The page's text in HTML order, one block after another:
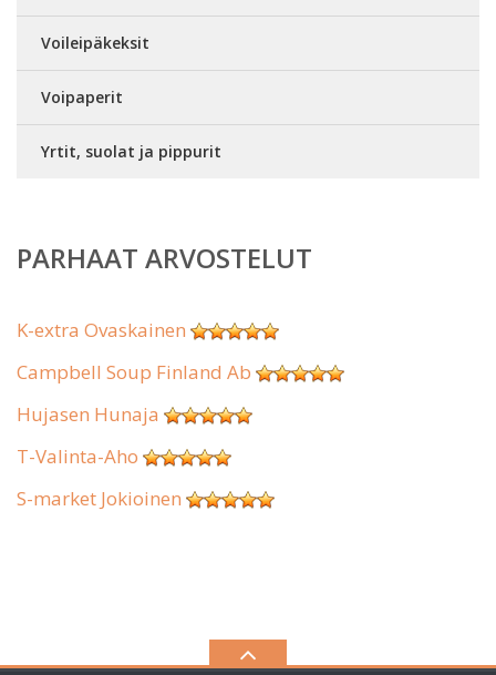
Voileipäkeksit
Voipaperit
Yrtit, suolat ja pippurit
PARHAAT ARVOSTELUT
K-extra Ovaskainen
Campbell Soup Finland Ab
Hujasen Hunaja
T-Valinta-Aho
S-market Jokioinen